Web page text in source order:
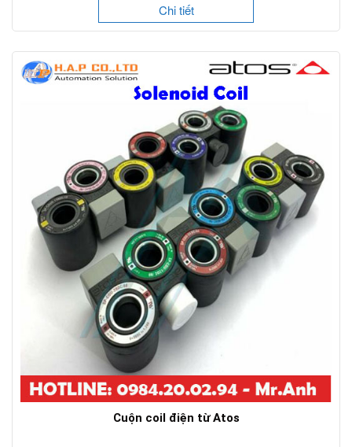
Chi tiết
Cuộn coil điện từ Atos